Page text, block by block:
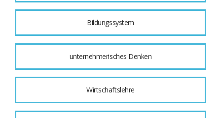
Bildungssystem
unternehmerisches Denken
Wirtschaftslehre